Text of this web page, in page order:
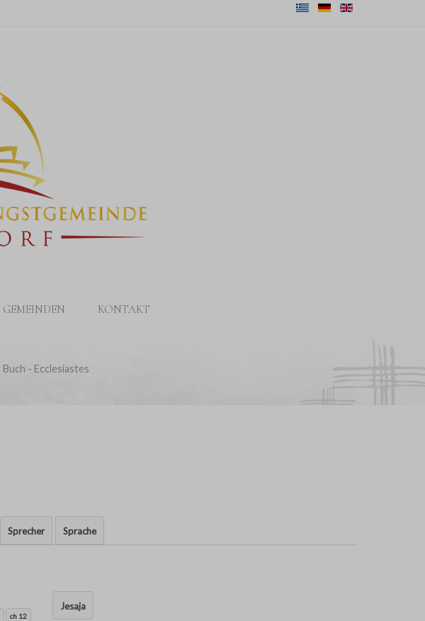
GEMEINDEN KONTAKT
Buch - Ecclesiastes
Sprecher Sprache
ch 12
Jesaja